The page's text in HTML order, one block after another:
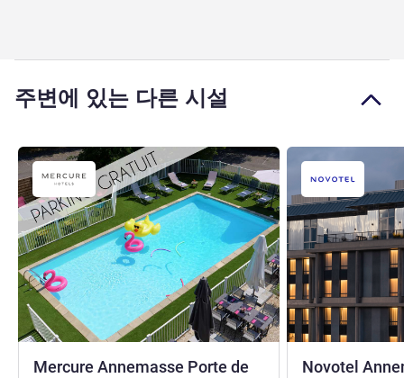
주변에 있는 다른 시설
Mercure Annemasse Porte de
Novotel